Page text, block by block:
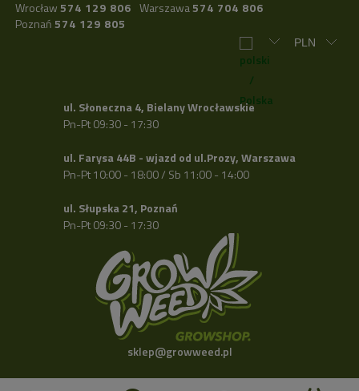
Wrocław 574 129 806 Warszawa574 704 806
Poznań 574 129 805
ul. Słoneczna 4, Bielany Wrocławskie
Pn-Pt 09:30 - 17:30
ul. Farysa 44B - wjazd od ul.Prozy, Warszawa
Pn-Pt 10:00 - 18:00 / Sb 11:00 - 14:00
ul. Słupska 21, Poznań
Pn-Pt 09:30 - 17:30
sklep@growweed.pl